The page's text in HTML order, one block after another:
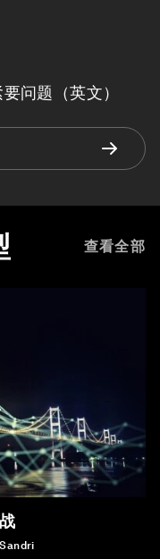
问题（英文）
查看全部